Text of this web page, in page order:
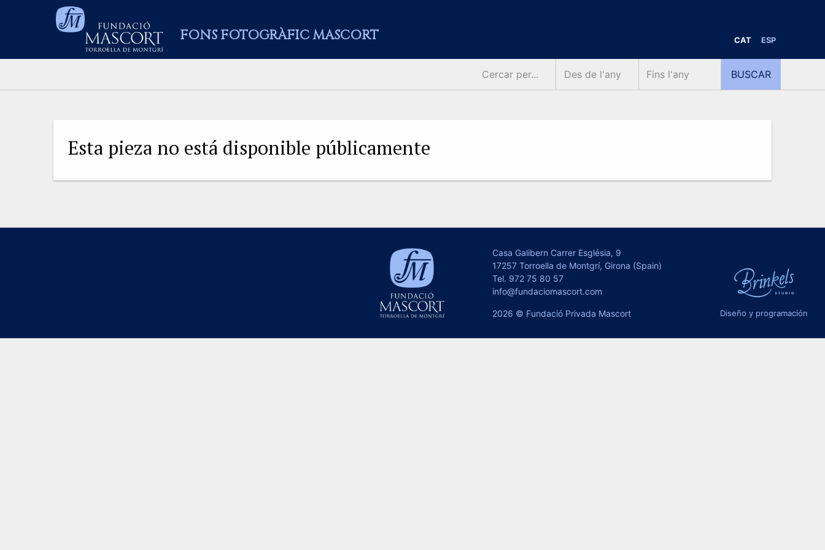
FONS FOTOGRÀFIC MASCORT CAT ESP
Esta pieza no está disponible públicamente
Casa Galibern Carrer Església, 9
17257 Torroella de Montgrí, Girona (Spain)
Tel. 972 75 80 57
info@fundaciomascort.com
2026 © Fundació Privada Mascort Diseño y programación